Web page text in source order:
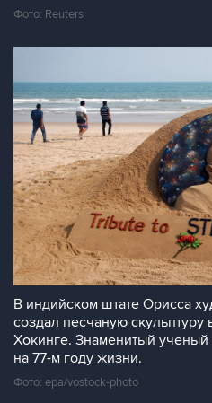
Фото: Reuters
В индийском штате Орисса
создал песчаную скульптуру
Хокинге. Знаменитый
на 77-м году жизни.
Фото: epa/vostock-photo